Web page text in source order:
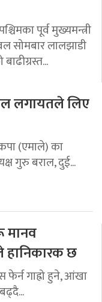
पूर्व मुख्यमन्त्री
सोमबार लालझाडी
लगायतले लिए
(एमाले) का
गुरु बराल, दुई...
मानव
हानिकारक छ
फेर्न गाह्रो हुने, आंखा